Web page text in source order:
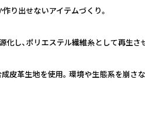
り出せないアイテムづくり。
し、ポリエステル繊維糸として再生さ
皮革生地を使用。 環境や生態系を崩さ